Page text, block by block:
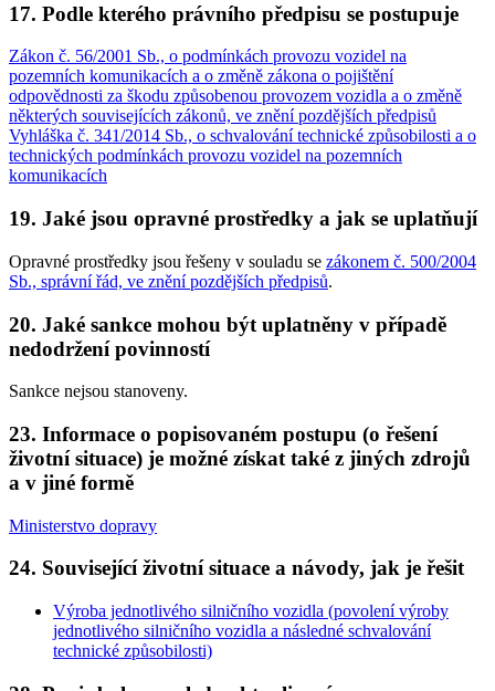
17. Podle kterého právního předpisu se postupuje
Zákon č. 56/2001 Sb., o podmínkách provozu vozidel na
pozemních komunikacích a o změně zákona o pojištění
odpovědnosti za škodu způsobenou provozem vozidla a o změně
některých souvisejících zákonů, ve znění pozdějších předpisů
Vyhláška č. 341/2014 Sb., o schvalování technické způsobilosti a o
technických podmínkách provozu vozidel na pozemních
komunikacích
19. Jaké jsou opravné prostředky a jak se uplatňují
Opravné prostředky jsou řešeny v souladu se zákonem č. 500/2004
Sb., správní řád, ve znění pozdějších předpisů.
20. Jaké sankce mohou být uplatněny v případě
nedodržení povinností
Sankce nejsou stanoveny.
23. Informace o popisovaném postupu (o řešení
životní situace) je možné získat také z jiných zdrojů
a v jiné formě
Ministerstvo dopravy
24. Související životní situace a návody, jak je řešit
Výroba jednotlivého silničního vozidla (povolení výroby
jednotlivého silničního vozidla a následné schvalování
technické způsobilosti)